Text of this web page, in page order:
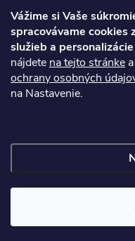
Vážime si Vaše
spracovávame cookies
služieb a
nájdete na tejto stránke
ochrany osobných
na Nastavenie.
Copyright 2026